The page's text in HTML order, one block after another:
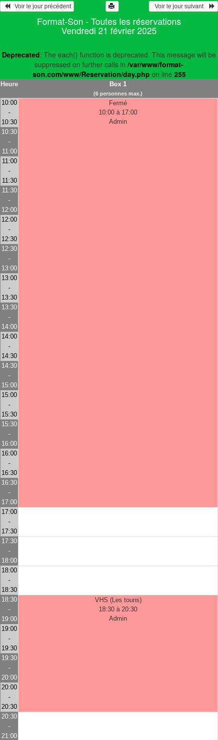
   Voir le jour précédent
  Voir le jour suivant
Format-Son - Toutes les réservations
Vendredi 21 février 2025
Deprecated: The each() function is deprecated. This message will be
suppressed on further calls in /var/www/format-
son.com/www/Reservation/day.php on line 255
Heure Box 1
(6 personnes max.)
10:00
-
10:30
Fermé
10:00 à 17:00
Admin
10:30
-
11:00
11:00
-
11:30
11:30
-
12:00
12:00
-
12:30
12:30
-
13:00
13:00
-
13:30
13:30
-
14:00
14:00
-
14:30
14:30
-
15:00
15:00
-
15:30
15:30
-
16:00
16:00
-
16:30
16:30
-
17:00
17:00
-
17:30
17:30
-
18:00
18:00
-
18:30
18:30
-
19:00
VHS (Les touns)
18:30 à 20:30
Admin
19:00
-
19:30
19:30
-
20:00
20:00
-
20:30
20:30
-
21:00